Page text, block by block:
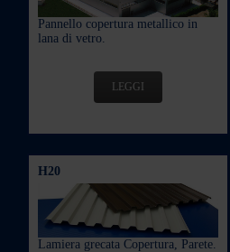
Pannello copertura metallico in
lana di vetro.
LEGGI
H20
Lamiera grecata Copertura, Parete.